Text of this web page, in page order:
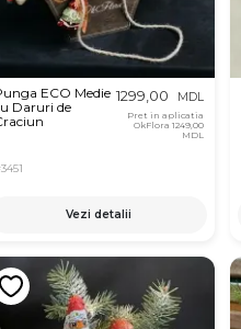
ECO Medie
Daruri de
1299,00 MDL
Pret in aplicatia
OkFlora 1249,00
MDL
Vezi detalii